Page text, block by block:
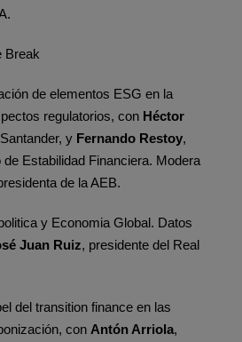
Break
de elementos ESG en la
regulatorios, con Héctor
y Fernando Restoy,
Estabilidad Financiera. Modera
de la AEB.
y Economia Global. Datos
Juan Ruiz, presidente del Real
del transition finance en las
con Antón Arriola,